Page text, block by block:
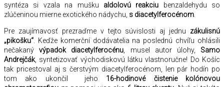
syntéza si vzala na mušku aldolovú reakciu benzaldehydu so
zlúčeninou mierne exotického nádychu, s diacetylferocénom
Pre zaujímavosť prezraďme v tejto súvislosti aj jednu zákulisnú
„pikošku“ . Keďže komerční dodávatelia na poslednú chvíľu ohlásili
nečakanývýpadok diacetylferocénu , musel autor úlohy, Samo
Andrejčák, syntetizovať východiskovú látku vlastnoručne! Do Košíc
tak pricestoval aj s čerstvým diacetylferocénom, len pár hodín po
tom ako ukončil jeho 16-hodinové čistenie kolónovou